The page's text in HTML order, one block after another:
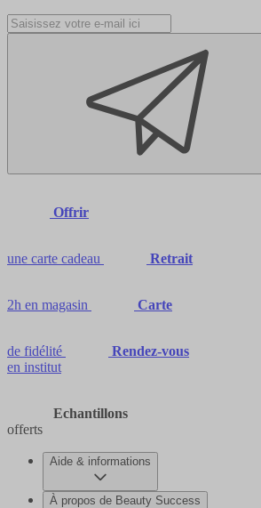
Offrir
une carte cadeau Retrait
2h en magasin Carte
de fidélité
Rendez-vous
en institut
Echantillons
offerts
Aide & informations
À propos de Beauty Success